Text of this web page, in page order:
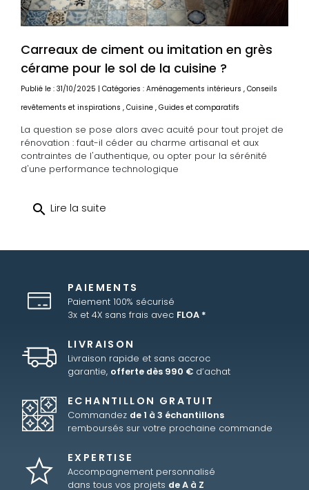
Carreaux de ciment ou imitation en grès
cérame pour le sol de la cuisine ?
Publié le : 31/10/2025 | Catégories : Aménagements intérieurs , Conseils
revêtements et inspirations , Cuisine , Guides et comparatifs
La question se pose alors avec acuité pour tout projet de
rénovation : faut-il céder au charme artisanal et aux
contraintes de l'authentique, ou opter pour la sérénité
d'une performance technologique
search Lire la suite
PAIEMENTS
Paiement 100% sécurisé
3x et 4X sans frais avec FLOA *
LIVRAISON
Livraison rapide et sans accroc
garantie, offerte dès 990 € d’achat
ECHANTILLON GRATUIT
Commandez de 1 à 3 échantillons
remboursés sur votre prochaine commande
EXPERTISE
Accompagnement personnalisé
dans tous vos projets de A à Z